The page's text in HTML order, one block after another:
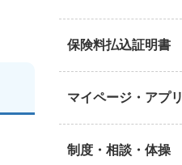
保険料払込証明書
マイページ・アプ
制度・相談・体操